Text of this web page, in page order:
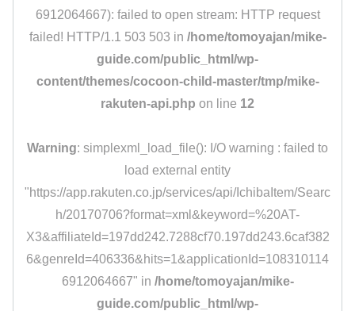
6912064667): failed to open stream: HTTP request
failed! HTTP/1.1 503 503 in /home/tomoyajan/mike-
guide.com/public_html/wp-
content/themes/cocoon-child-master/tmp/mike-
rakuten-api.php on line 12
Warning: simplexml_load_file(): I/O warning : failed to
load external entity
"https://app.rakuten.co.jp/services/api/IchibaItem/Searc
h/20170706?format=xml&keyword=%20AT-
X3&affiliateId=197dd242.7288cf70.197dd243.6caf382
6&genreId=406336&hits=1&applicationId=108310114
6912064667" in /home/tomoyajan/mike-
guide.com/public_html/wp-